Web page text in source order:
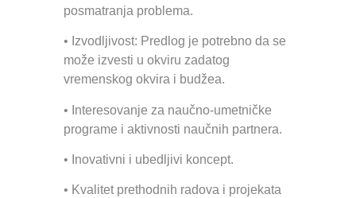
posmatranja problema.
• Izvodljivost: Predlog je potrebno da se
može izvesti u okviru zadatog
vremenskog okvira i budžea.
• Interesovanje za naučno-umetničke
programe i aktivnosti naučnih partnera.
• Inovativni i ubedljivi koncept.
• Kvalitet prethodnih radova i projekata